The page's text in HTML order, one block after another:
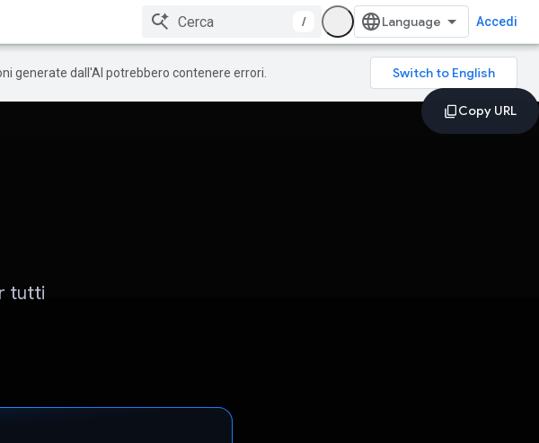
/ Accedi
generate dall'AI potrebbero contenere errori.
tutti